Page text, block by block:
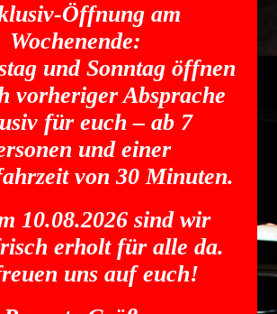
Öffnung am
Wochenende:
und Sonntag öffnen
vorheriger Absprache
für euch – ab 7
und einer
von 30 Minuten.
10.08.2026 sind wir
erholt für alle da.
uns auf euch!